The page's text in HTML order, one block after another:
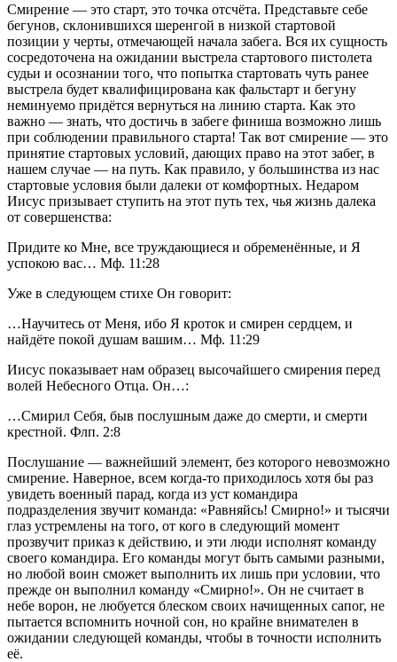
Смирение — это старт, это точка отсчёта. Представьте себе
бегунов, склонившихся шеренгой в низкой стартовой
позиции у черты, отмечающей начала забега. Вся их сущность
сосредоточена на ожидании выстрела стартового пистолета
судьи и осознании того, что попытка стартовать чуть ранее
выстрела будет квалифицирована как фальстарт и бегуну
неминуемо придётся вернуться на линию старта. Как это
важно — знать, что достичь в забеге финиша возможно лишь
при соблюдении правильного старта! Так вот смирение — это
принятие стартовых условий, дающих право на этот забег, в
нашем случае — на путь. Как правило, у большинства из нас
стартовые условия были далеки от комфортных. Недаром
Иисус призывает ступить на этот путь тех, чья жизнь далека
от совершенства:
Придите ко Мне, все труждающиеся и обременённые, и Я
успокою вас… Мф. 11:28
Уже в следующем стихе Он говорит:
…Научитесь от Меня, ибо Я кроток и смирен сердцем, и
найдёте покой душам вашим… Мф. 11:29
Иисус показывает нам образец высочайшего смирения перед
волей Небесного Отца. Он…:
…Смирил Себя, быв послушным даже до смерти, и смерти
крестной. Флп. 2:8
Послушание — важнейший элемент, без которого невозможно
смирение. Наверное, всем когда-то приходилось хотя бы раз
увидеть военный парад, когда из уст командира
подразделения звучит команда: «Равняйсь! Смирно!» и тысячи
глаз устремлены на того, от кого в следующий момент
прозвучит приказ к действию, и эти люди исполнят команду
своего командира. Его команды могут быть самыми разными,
но любой воин сможет выполнить их лишь при условии, что
прежде он выполнил команду «Смирно!». Он не считает в
небе ворон, не любуется блеском своих начищенных сапог, не
пытается вспомнить ночной сон, но крайне внимателен в
ожидании следующей команды, чтобы в точности исполнить
её.